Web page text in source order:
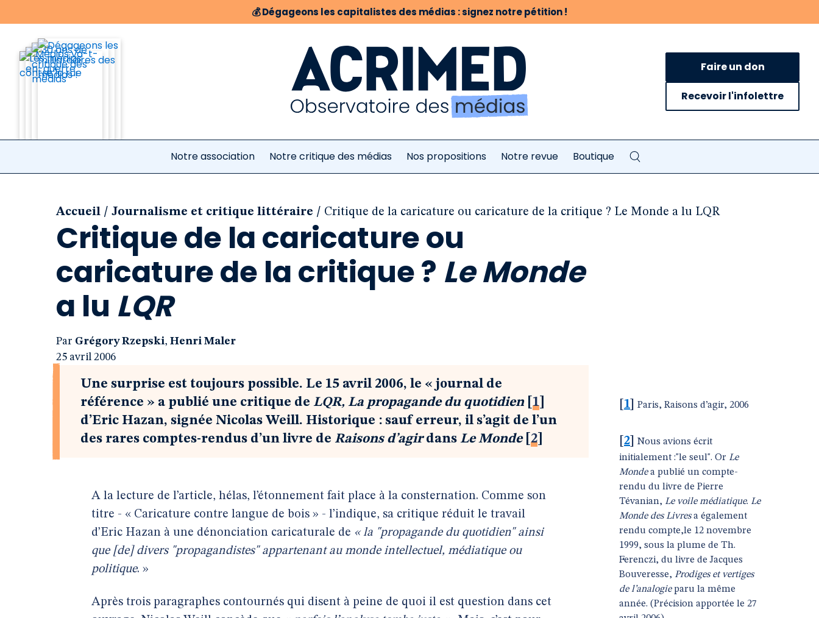
💰Dégageons les capitalistes des médias : signez notre pétition !
Faire un don
Recevoir l'infolettre
Notre association Notre critique des médias Nos propositions Notre revue Boutique
Accueil / Journalisme et critique littéraire / Critique de la caricature ou caricature de la critique ? Le Monde a lu LQR
Critique de la caricature ou
caricature de la critique ? Le Monde
a lu LQR
Par Grégory Rzepski, Henri Maler
25 avril 2006
Une surprise est toujours possible. Le 15 avril 2006, le « journal de
référence » a publié une critique de LQR, La propagande du quotidien 1
d’Eric Hazan, signée Nicolas Weill. Historique : sauf erreur, il s’agit de l’un
des rares comptes-rendus d’un livre de Raisons d’agirdans Le Monde[ 2
A la lecture de l’article, hélas, l’étonnement fait place à la consternation. Comme son
titre - « Caricature contre langue de bois » - l’indique, sa critique réduit le travail
d’Eric Hazan à une dénonciation caricaturale de « la "propagande du quotidien" ainsi
que [de] divers "propagandistes" appartenant au monde intellectuel, médiatique ou
politique. »
Après trois paragraphes contournés qui disent à peine de quoi il est question dans cet
1 Paris, Raisons d’agir, 2006
2
Nous avions écrit
initialement :"le seul". Or Le
Mondea publié un compte-
rendu du livre de Pierre
Tévanian, Le voile médiatique. Le
Monde des Livresa également
rendu compte,le 12 novembre
1999, sous la plume de Th.
Ferenczi, du livre de Jacques
Bouveresse, Prodiges et vertiges
de l’analogieparu la même
année. (Précision apportée le 27